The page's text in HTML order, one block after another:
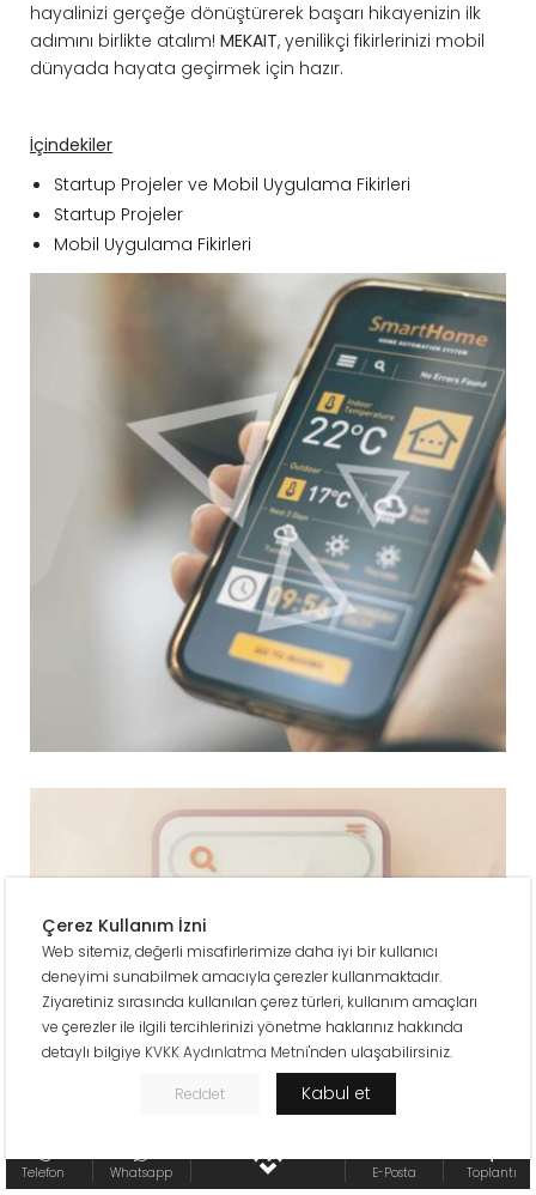
İçindekiler
Startup Projeler ve Mobil Uygulama Fikirleri
Startup Projeler
Mobil Uygulama Fikirleri
hayalinizi gerçeğe dönüştürerek başarı hikayenizin ilk
adımını birlikte atalım! MEKAIT, yenilikçi fikirlerinizi mobil
dünyada hayata geçirmek için hazır.
Telefon Whatsapp E-Posta Toplantı
Çerez Kullanım İzni
Web sitemiz, değerli misafirlerimize daha iyi bir kullanıcı
deneyimi sunabilmek amacıyla çerezler kullanmaktadır.
Ziyaretiniz sırasında kullanılan çerez türleri, kullanım amaçları
ve çerezler ile ilgili tercihlerinizi yönetme haklarınız hakkında
detaylı bilgiye KVKK Aydınlatma Metni'nden ulaşabilirsiniz.
Reddet Kabul et